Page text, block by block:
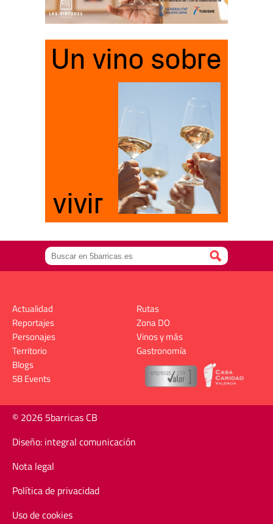
Actualidad
Reportajes
Personajes
Territorio
Rutas
Zona DO
Vinos y más
Gastronomía
Blogs
5B Events
© 2026 5barricas CB
Diseño: integral comunicación
Nota legal
Política de privacidad
Uso de cookies